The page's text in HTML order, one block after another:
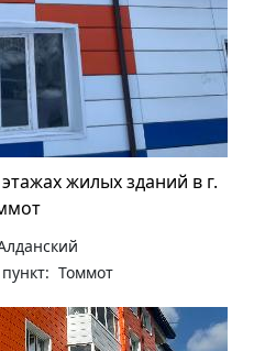
жилых зданий в г.
Томмот